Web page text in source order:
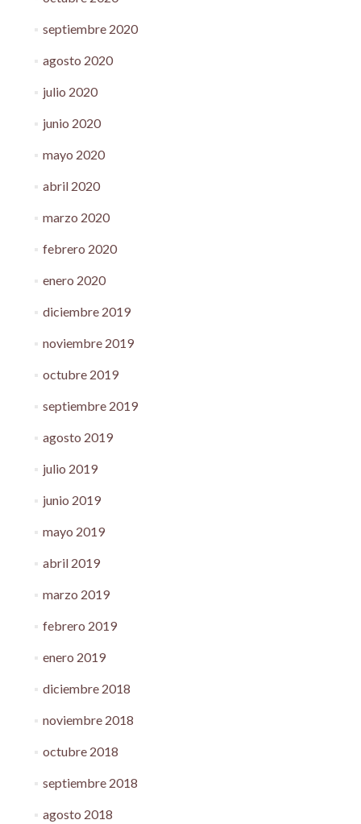
septiembre 2020
agosto 2020
julio 2020
junio 2020
mayo 2020
abril 2020
marzo 2020
febrero 2020
enero 2020
diciembre 2019
noviembre 2019
octubre 2019
septiembre 2019
agosto 2019
julio 2019
junio 2019
mayo 2019
abril 2019
marzo 2019
febrero 2019
enero 2019
diciembre 2018
noviembre 2018
octubre 2018
septiembre 2018
agosto 2018